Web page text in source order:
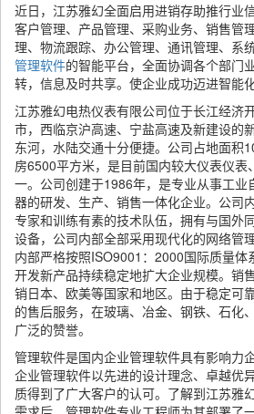
近日，江苏雅幻全面启用进销存助推行业信
客户管理、产品管理、采购业务、销售管
理、物流跟踪、办公管理、通讯管理、系
管理软件的智能平台，全面协调各个部门
转，信息及时共享。使企业成功迈进智能
江苏雅幻电热仪表有限公司位于长江经济
市，西临京沪高速、宁盐高速及新建设的
东河，水陆交通十分便捷。公司占地面积
房6500平方米，是目前国内较大仪表仪表
一。公司创建于1986年，是专业从事工业
器的研发、生产、销售一体化企业。公司
专家和训练有素的技术队伍，拥有与国外
设备，公司内部全部采用现代化的网络管
内部严格按照ISO9001：2000国际质量体
开发新产品持续稳定地扩大企业规模。销
销日本、欧美等国家和地区。由于稳定可
的售后服务，在玻璃、冶金、钢铁、石化
广泛的赞誉。
管理软件是国内企业管理软件具有影响力
企业管理软件以先进的设计理念、卓越优
质得到了广大客户的认可。了解到江苏雅